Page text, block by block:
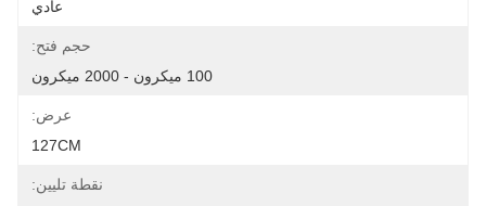
عادي
حجم فتح:
100 ميكرون - 2000 ميكرون
عرض:
127CM
نقطة تليين: